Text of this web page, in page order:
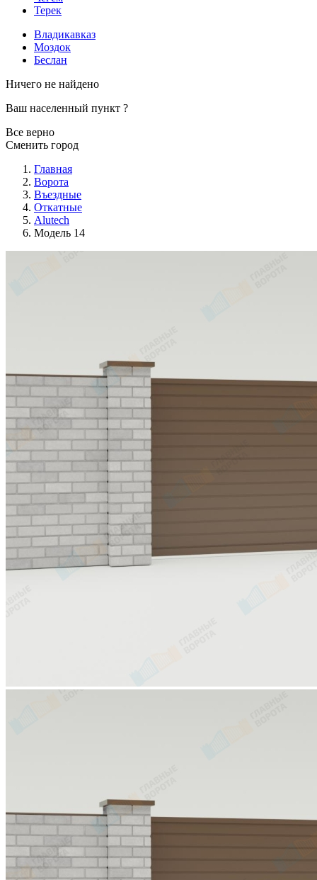
Терек
Владикавказ
Моздок
Беслан
Ничего не найдено
Ваш населенный пункт ?
Все верно
Сменить город
Главная
Ворота
Въездные
Откатные
Alutech
Модель 14